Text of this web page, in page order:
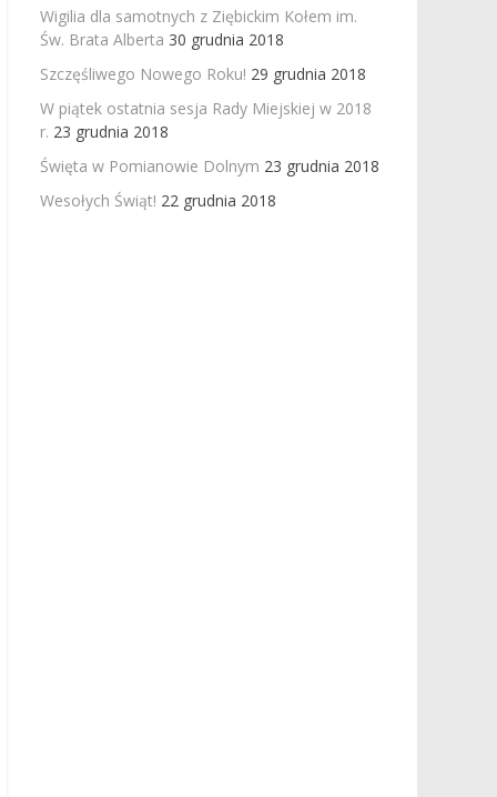
Wigilia dla samotnych z Ziębickim Kołem im.
Św. Brata Alberta 30 grudnia 2018
Szczęśliwego Nowego Roku! 29 grudnia 2018
W piątek ostatnia sesja Rady Miejskiej w 2018
r. 23 grudnia 2018
Święta w Pomianowie Dolnym 23 grudnia 2018
Wesołych Świąt! 22 grudnia 2018